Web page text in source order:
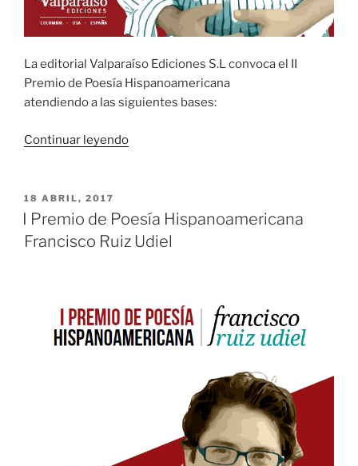
La editorial Valparaíso Ediciones S.L convoca el II
Premio de Poesía Hispanoamericana
atendiendo a las siguientes bases:
Continuar leyendo«II
Hispanoamericana
Francisco
PUBLICADO
EL
18 ABRIL, 2017
I Premio de Poesía Hispanoamericana
Francisco Ruiz Udiel